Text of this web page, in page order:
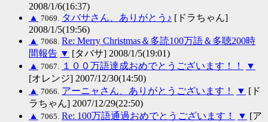
2008/1/6(16:37)
▲ 7069. タバサさん、ありがとう♪ [ドラちゃん]
2008/1/5(19:56)
▲ 7068. Re: Merry Christmas＆多読100万語＆多聴200時
間報告 ▼ [タバサ] 2008/1/5(19:01)
▲ 7067. １００万語達成おめでとうございます！！
▼
[オレンジ] 2007/12/30(14:50)
▲ 7066. アーニャさん、ありがとうございます！ ▼ [ド
ラちゃん] 2007/12/29(22:50)
▲ 7065. Re: 100万語通過おめでとうございます！ ▼ [ア